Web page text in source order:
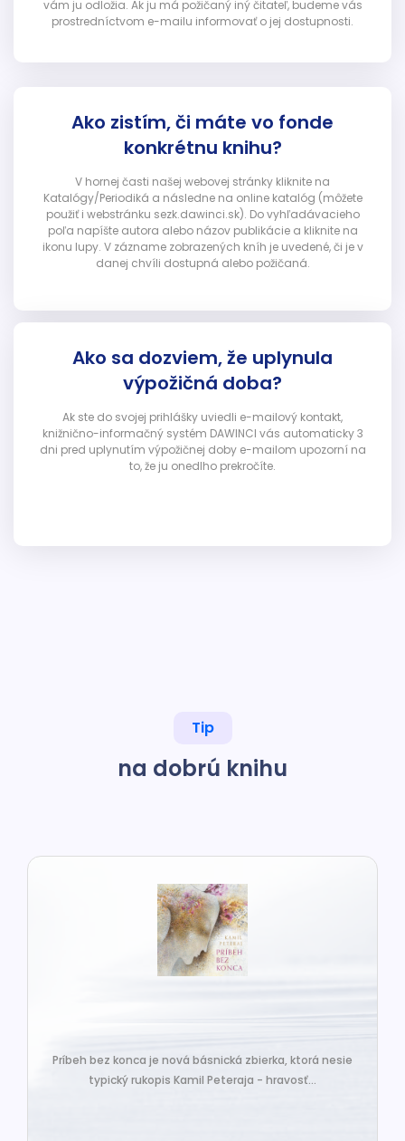
vám ju odložia. Ak ju má požičaný iný čitateľ, budeme vás
prostredníctvom e-mailu informovať o jej dostupnosti.
Ako zistím, či máte vo fonde
konkrétnu knihu?
V hornej časti našej webovej stránky kliknite na
Katalógy/Periodiká a následne na online katalóg (môžete
použiť i webstránku sezk.dawinci.sk). Do vyhľadávacieho
poľa napíšte autora alebo názov publikácie a kliknite na
ikonu lupy. V zázname zobrazených kníh je uvedené, či je v
danej chvíli dostupná alebo požičaná.
Ako sa dozviem, že uplynula
výpožičná doba?
Ak ste do svojej prihlášky uviedli e-mailový kontakt,
knižnično-informačný systém DAWINCI vás automaticky 3
dni pred uplynutím výpožičnej doby e-mailom upozorní na
to, že ju onedlho prekročíte.
Tip
na dobrú knihu
Príbeh bez konca je nová básnická zbierka, ktorá nesie
typický rukopis Kamil Peteraja - hravosť...